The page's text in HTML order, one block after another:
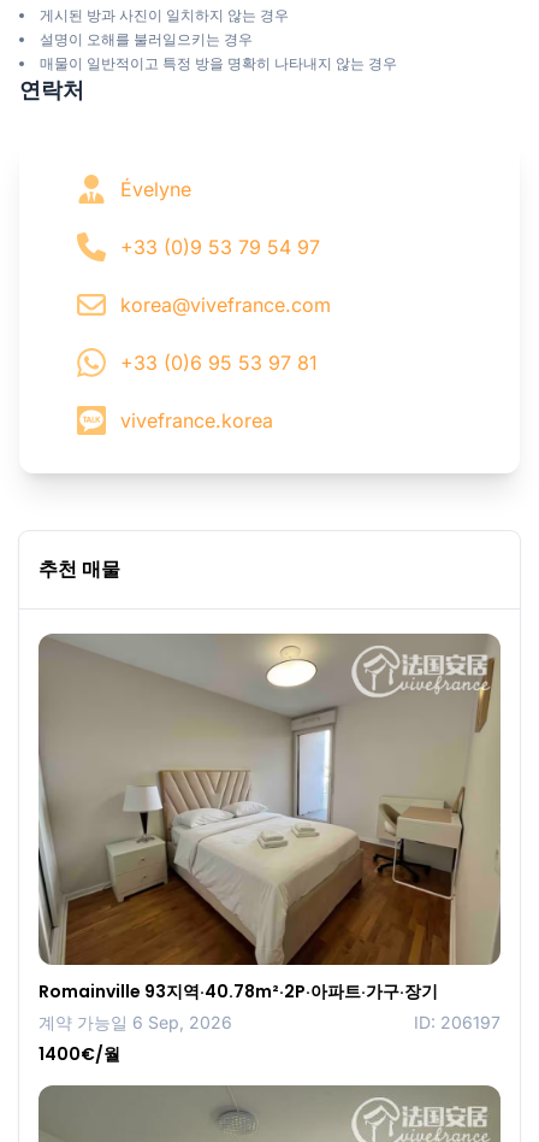
게시된 방과 사진이 일치하지 않는 경우
설명이 오해를 불러일으키는 경우
매물이 일반적이고 특정 방을 명확히 나타내지 않는 경우
연락처
Évelyne
+33 (0)9 53 79 54 97
korea@vivefrance.com
+33 (0)6 95 53 97 81
vivefrance.korea
추천 매물
Romainville 93지역·40.78m²·2P·아파트·가구·장기
계약 가능일 6 Sep, 2026 ID: 206197
1400€/월